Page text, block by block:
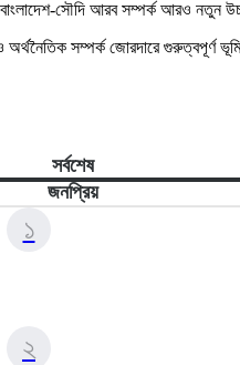
সৌদি আরব সম্পর্ক আরও নতুন
সম্পর্ক জোরদারে গুরুত্বপূর্ণ
সর্বশেষ
জনপ্রিয়
১
২